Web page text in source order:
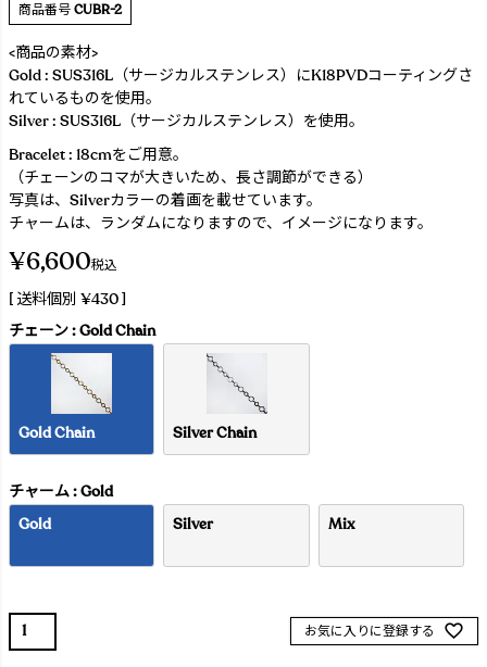
商品番号 CUBR-2
<商品の素材>
Gold : SUS316L（サージカルステンレス）にK18PVDコーティングさ
れているものを使用。
Silver : SUS316L（サージカルステンレス）を使用。
Bracelet : 18cmをご用意。
（チェーンのコマが大きいため、長さ調節ができる）
写真は、Silverカラーの着画を載せています。
チャームは、ランダムになりますので、イメージになります。
¥6,600税込
送料個別 ¥430
チェーン Gold Chain
Gold Chain Silver Chain
チャーム Gold
Gold Silver Mix
お気に入りに登録する